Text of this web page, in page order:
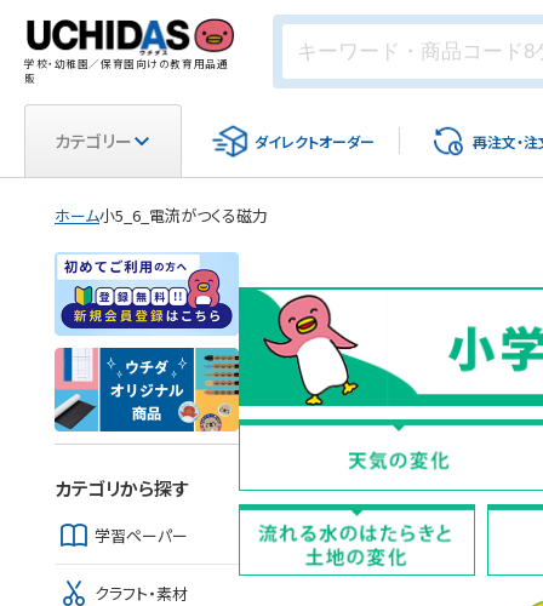
学校・幼稚園／保育園向けの教育用品通
販
カテゴリー ダイレクトオーダー 再注文・注
ホーム小5_6_電流がつくる磁力
カテゴリから探す
学習ペーパー
クラフト・素材